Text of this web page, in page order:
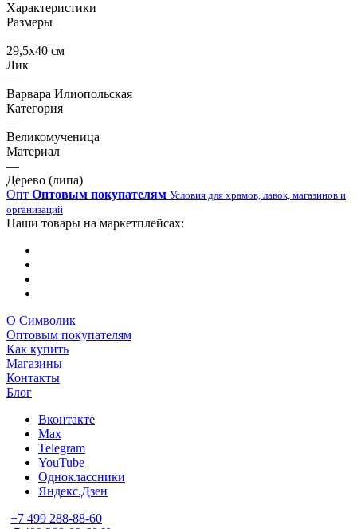
Характеристики
Размеры
—
29,5х40 см
Лик
—
Варвара Илиопольская
Категория
—
Великомученица
Материал
—
Дерево (липа)
Опт Оптовым покупателям Условия для храмов, лавок, магазинов и
организаций
Наши товары на маркетплейсах:
О Символик
Оптовым покупателям
Как купить
Магазины
Контакты
Блог
Вконтакте
Max
Telegram
YouTube
Одноклассники
Яндекс.Дзен
+7 499 288-88-60